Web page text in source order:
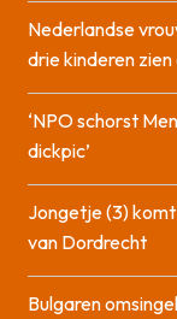
Nederlandse
drie kinderen
‘NPO schorst
dickpic’
Jongetje (3)
van Dordrecht
Bulgaren